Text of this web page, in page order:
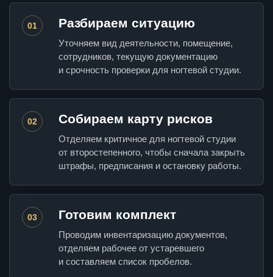
01 Разбираем ситуацию
Уточняем вид деятельности, помещение,
сотрудников, текущую документацию
и срочность проверки для ногтевой студии.
02 Собираем карту рисков
Отделяем критичное для ногтевой студии
от второстепенного, чтобы сначала закрыть
штрафы, предписания и остановку работы.
03 Готовим комплект
Проводим инвентаризацию документов,
отделяем рабочее от устаревшего
и составляем список пробелов.